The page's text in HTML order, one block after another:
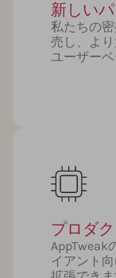
新しい
私たちの
売し、よ
ユーザーベ
プロダ
AppTweak
イアント